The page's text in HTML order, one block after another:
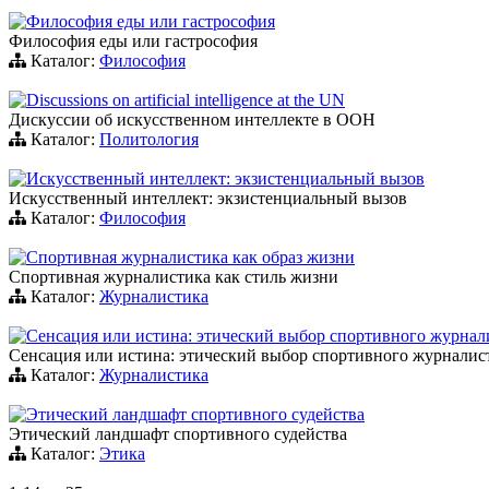
Философия еды или гастрософия
Философия еды или гастрософия
Каталог: Философия
Discussions on artificial intelligence at the UN
Дискуссии об искусственном интеллекте в ООН
Каталог: Политология
Искусственный интеллект: экзистенциальный вызов
Искусственный интеллект: экзистенциальный вызов
Каталог: Философия
Спортивная журналистика как образ жизни
Спортивная журналистика как стиль жизни
Каталог: Журналистика
Сенсация или истина: этический выбор спортивного
Сенсация или истина: этический выбор спортивного
Каталог: Журналистика
Этический ландшафт спортивного судейства
Этический ландшафт спортивного судейства
Каталог: Этика